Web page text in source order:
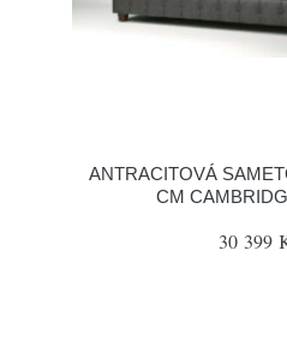
ANTRACITOVÁ
CM
30 399